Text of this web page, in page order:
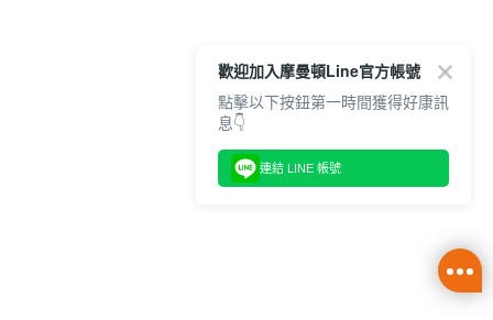
歡迎加入摩曼頓Line官方帳號
點擊以下按鈕第一時間獲得好康訊
息👇
連結 LINE 帳號